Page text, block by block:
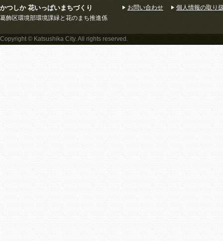
かつしか 花いっぱいまちづくり
葛飾区環境部環境課緑と花のまち推進係
お問い合わせ 個人情報の取り
Copyright © Katsushika City. All rights reserved.